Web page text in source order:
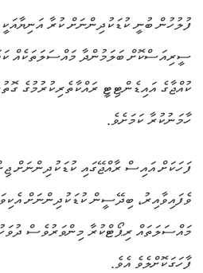
ފުލުހުން ބުނީ ކުޑަކުދިންނަށް ކުރާ
ސީރިއަސްކޮށް ބަލަމުންދާ މައްސަލަތަކެއް
ކުއްޖާގެ އައިޑެންޓިޓީ ރައްކާތެރިކުރުމުގެ
ހާމަނުކުރާ ކަމަށެވެ.
ފަހަކަށް އައިސް ރާއްޖޭގައި ކުޑަކުދިންނަށް
ވެފައިވާއިރު، ބިދޭސީން ކުޑަކުދިންނަށް
މައްސަލަތައް ރިޕޯޓްކުރާ މިންވަރުވެސް
ފާހަގަކޮށްލެވެ އެވެ.